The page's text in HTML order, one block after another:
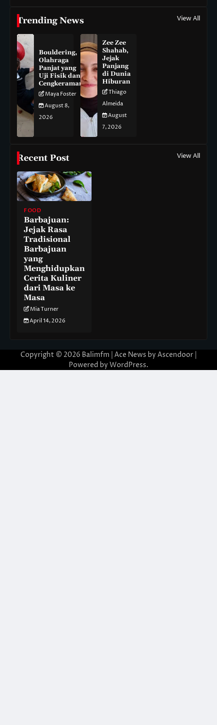
Trending News View All
Bouldering,
Olahraga
Panjat yang
Uji Fisik dan
Cengkeraman
Maya Foster
August 8,
2026
Zee Zee
Shahab,
Jejak
Panjang
di Dunia
Hiburan
Thiago
Almeida
August
7, 2026
Recent Post View All
FOOD
Barbajuan:
Jejak Rasa
Tradisional
Barbajuan
yang
Menghidupkan
Cerita Kuliner
dari Masa ke
Masa
Mia Turner
April 14, 2026
Copyright © 2026 Balimfm | Ace News by Ascendoor
Powered by WordPress.